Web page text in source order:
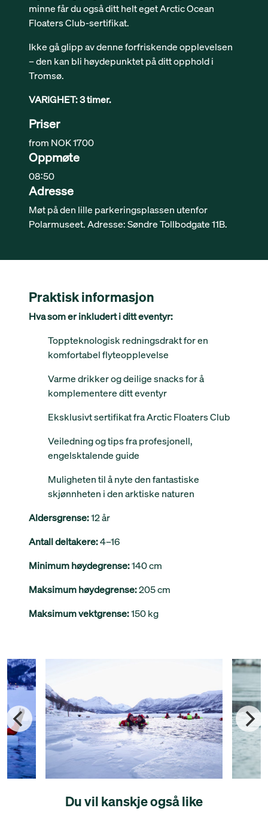
minne får du også ditt helt eget Arctic Ocean
Floaters Club-sertifikat.
Ikke gå glipp av denne forfriskende opplevelsen
– den kan bli høydepunktet på ditt opphold i
Tromsø.
VARIGHET: 3 timer.
Priser
from NOK 1700
Oppmøte
08:50
Adresse
Møt på den lille parkeringsplassen utenfor
Polarmuseet. Adresse: Søndre Tollbodgate 11B.
Praktisk informasjon
Hva som er inkludert i ditt eventyr:
Toppteknologisk redningsdrakt for en
komfortabel flyteopplevelse
Varme drikker og deilige snacks for å
komplementere ditt eventyr
Eksklusivt sertifikat fra Arctic Floaters Club
Veiledning og tips fra profesjonell,
engelsktalende guide
Muligheten til å nyte den fantastiske
skjønnheten i den arktiske naturen
Aldersgrense:12 år
Antall deltakere:4–16
Minimum høydegrense:140 cm
Maksimum høydegrense:205 cm
Maksimum vektgrense:150 kg
Du vil kanskje også like